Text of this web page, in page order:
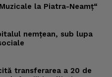
la Piatra-Neamţ“
nemţean, sub lupa
transferarea a 20 de